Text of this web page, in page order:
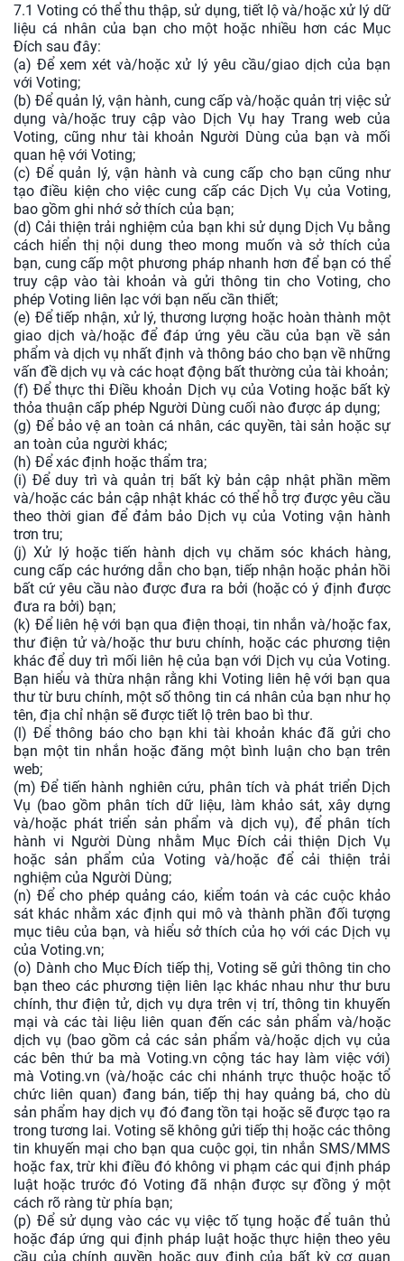
7.1 Voting có thể thu thập, sử dụng, tiết lộ và/hoặc xử lý dữ
liệu cá nhân của bạn cho một hoặc nhiều hơn các Mục
Đích sau đây:
(a) Để xem xét và/hoặc xử lý yêu cầu/giao dịch của bạn
với Voting;
(b) Để quản lý, vận hành, cung cấp và/hoặc quản trị việc sử
dụng và/hoặc truy cập vào Dịch Vụ hay Trang web của
Voting, cũng như tài khoản Người Dùng của bạn và mối
quan hệ với Voting;
(c) Để quản lý, vận hành và cung cấp cho bạn cũng như
tạo điều kiện cho việc cung cấp các Dịch Vụ của Voting,
bao gồm ghi nhớ sở thích của bạn;
(d) Cải thiện trải nghiệm của bạn khi sử dụng Dịch Vụ bằng
cách hiển thị nội dung theo mong muốn và sở thích của
bạn, cung cấp một phương pháp nhanh hơn để bạn có thể
truy cập vào tài khoản và gửi thông tin cho Voting, cho
phép Voting liên lạc với bạn nếu cần thiết;
(e) Để tiếp nhận, xử lý, thương lượng hoặc hoàn thành một
giao dịch và/hoặc để đáp ứng yêu cầu của bạn về sản
phẩm và dịch vụ nhất định và thông báo cho bạn về những
vấn đề dịch vụ và các hoạt động bất thường của tài khoản;
(f) Để thực thi Điều khoản Dịch vụ của Voting hoặc bất kỳ
thỏa thuận cấp phép Người Dùng cuối nào được áp dụng;
(g) Để bảo vệ an toàn cá nhân, các quyền, tài sản hoặc sự
an toàn của người khác;
(h) Để xác định hoặc thẩm tra;
(i) Để duy trì và quản trị bất kỳ bản cập nhật phần mềm
và/hoặc các bản cập nhật khác có thể hỗ trợ được yêu cầu
theo thời gian để đảm bảo Dịch vụ của Voting vận hành
trơn tru;
(j) Xử lý hoặc tiến hành dịch vụ chăm sóc khách hàng,
cung cấp các hướng dẫn cho bạn, tiếp nhận hoặc phản hồi
bất cứ yêu cầu nào được đưa ra bởi (hoặc có ý định được
đưa ra bởi) bạn;
(k) Để liên hệ với bạn qua điện thoại, tin nhắn và/hoặc fax,
thư điện tử và/hoặc thư bưu chính, hoặc các phương tiện
khác để duy trì mối liên hệ của bạn với Dịch vụ của Voting.
Bạn hiểu và thừa nhận rằng khi Voting liên hệ với bạn qua
thư từ bưu chính, một số thông tin cá nhân của bạn như họ
tên, địa chỉ nhận sẽ được tiết lộ trên bao bì thư.
(l) Để thông báo cho bạn khi tài khoản khác đã gửi cho
bạn một tin nhắn hoặc đăng một bình luận cho bạn trên
web;
(m) Để tiến hành nghiên cứu, phân tích và phát triển Dịch
Vụ (bao gồm phân tích dữ liệu, làm khảo sát, xây dựng
và/hoặc phát triển sản phẩm và dịch vụ), để phân tích
hành vi Người Dùng nhằm Mục Đích cải thiện Dịch Vụ
hoặc sản phẩm của Voting và/hoặc để cải thiện trải
nghiệm của Người Dùng;
(n) Để cho phép quảng cáo, kiểm toán và các cuộc khảo
sát khác nhằm xác định qui mô và thành phần đối tượng
mục tiêu của bạn, và hiểu sở thích của họ với các Dịch vụ
của Voting.vn;
(o) Dành cho Mục Đích tiếp thị, Voting sẽ gửi thông tin cho
bạn theo các phương tiện liên lạc khác nhau như thư bưu
chính, thư điện tử, dịch vụ dựa trên vị trí, thông tin khuyến
mại và các tài liệu liên quan đến các sản phẩm và/hoặc
dịch vụ (bao gồm cả các sản phẩm và/hoặc dịch vụ của
các bên thứ ba mà Voting.vn cộng tác hay làm việc với)
mà Voting.vn (và/hoặc các chi nhánh trực thuộc hoặc tổ
chức liên quan) đang bán, tiếp thị hay quảng bá, cho dù
sản phẩm hay dịch vụ đó đang tồn tại hoặc sẽ được tạo ra
trong tương lai. Voting sẽ không gửi tiếp thị hoặc các thông
tin khuyến mại cho bạn qua cuộc gọi, tin nhắn SMS/MMS
hoặc fax, trừ khi điều đó không vi phạm các qui định pháp
luật hoặc trước đó Voting đã nhận được sự đồng ý một
cách rõ ràng từ phía bạn;
(p) Để sử dụng vào các vụ việc tố tụng hoặc để tuân thủ
hoặc đáp ứng qui định pháp luật hoặc thực hiện theo yêu
cầu của chính quyền hoặc quy định của bất kỳ cơ quan